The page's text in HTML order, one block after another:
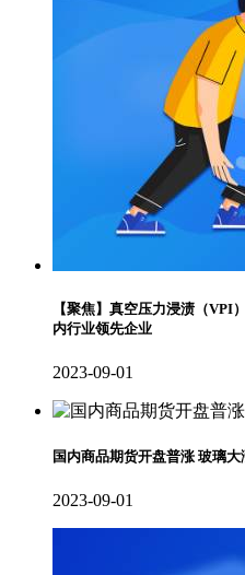
【聚焦】真空压力浸渍（VPI
内行业领先企业
2023-09-01
国内商品期货开盘普涨 玻璃大
2023-09-01